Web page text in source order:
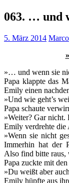
063. … und
5. März 2014 Marco
»… und wenn sie
Papa klappte das
Emily einen
»Und wie geht’s
Papa schaute
»Weiter? Gar nicht.
Emily verdrehte die
»Wenn sie nicht
Immerhin hat der
Also find bitte raus,
Papa zuckte mit
»Du weißt aber
Emily hüpfte aus